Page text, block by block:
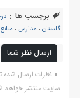
برچسب ها :
گلستان، مدارس،
ارسال نظر شما
نظرات ارسال شده
سایت منتشر خواهد